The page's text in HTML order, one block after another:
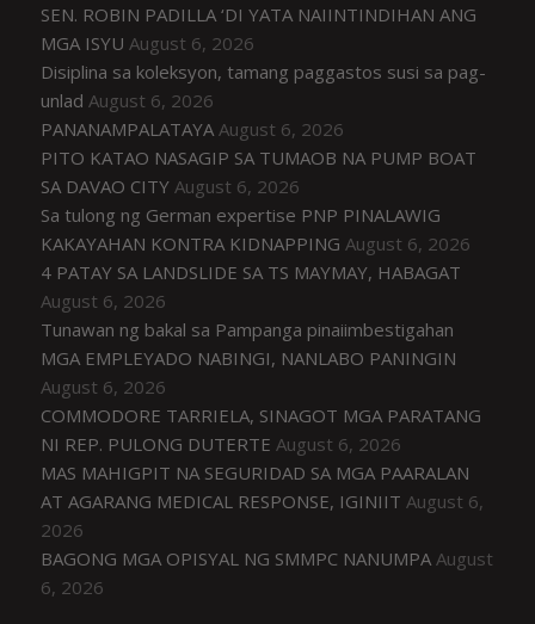
SEN. ROBIN PADILLA ‘DI YATA NAIINTINDIHAN ANG
MGA ISYU August 6, 2026
Disiplina sa koleksyon, tamang paggastos susi sa pag-
unlad August 6, 2026
PANANAMPALATAYA August 6, 2026
PITO KATAO NASAGIP SA TUMAOB NA PUMP BOAT
SA DAVAO CITY August 6, 2026
Sa tulong ng German expertise PNP PINALAWIG
KAKAYAHAN KONTRA KIDNAPPING August 6, 2026
4 PATAY SA LANDSLIDE SA TS MAYMAY, HABAGAT
August 6, 2026
Tunawan ng bakal sa Pampanga pinaiimbestigahan
MGA EMPLEYADO NABINGI, NANLABO PANINGIN
August 6, 2026
COMMODORE TARRIELA, SINAGOT MGA PARATANG
NI REP. PULONG DUTERTE August 6, 2026
MAS MAHIGPIT NA SEGURIDAD SA MGA PAARALAN
AT AGARANG MEDICAL RESPONSE, IGINIIT August 6,
2026
BAGONG MGA OPISYAL NG SMMPC NANUMPA August
6, 2026